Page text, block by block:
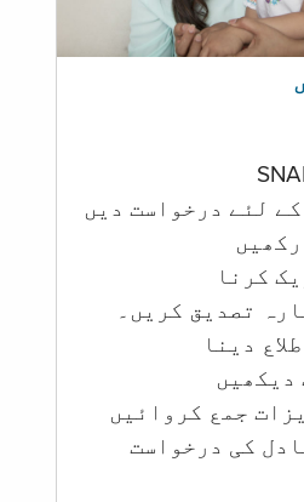
لئے درخواست دیں
کرنا
تصدیق کریں۔
دینا
دیکھیں
جمع کروائیں
کی درخواست